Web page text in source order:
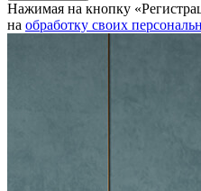
Нажимая на кнопку
на обработку своих